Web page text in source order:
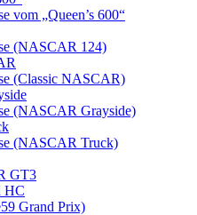
vom „Queen’s 600“
(NASCAR 124)
(Classic NASCAR)
(NASCAR Grayside)
(NASCAR Truck)
GT3
HC
Grand Prix)